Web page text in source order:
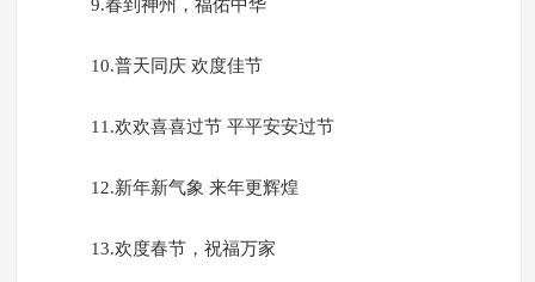
9.春到神州，福佑中华
10.普天同庆 欢度佳节
11.欢欢喜喜过节 平平安安过节
12.新年新气象 来年更辉煌
13.欢度春节，祝福万家